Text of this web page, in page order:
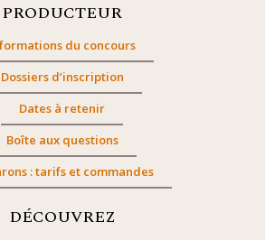
PRODUCTEUR
du concours
Dossiers d’inscription
Dates à retenir
Boîte aux questions
: tarifs et commandes
DÉCOUVREZ